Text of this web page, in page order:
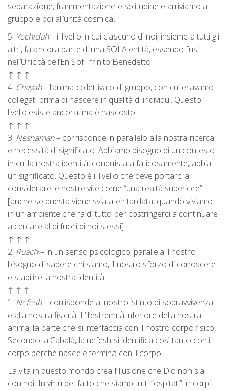
separazione, frammentazione e solitudine e arriviamo al
gruppo e poi all’unità cosmica.
5. Yechidah– il livello in cui ciascuno di noi, insieme a tutti gli
altri, fa ancora parte di una SOLA entità, essendo fusi
nell’Unicità dell’En Sof Infinito Benedetto.
↑ ↑ ↑
4. Chayah– l’anima collettiva o di gruppo, con cui eravamo
collegati prima di nascere in qualità di individui. Questo
livello esiste ancora, ma è nascosto.
↑ ↑ ↑
3. Neshamah– corrisponde in parallelo alla nostra ricerca
e necessità di significato. Abbiamo bisogno di un contesto
in cui la nostra identità, conquistata faticosamente, abbia
un significato. Questo è il livello che deve portarci a
considerare le nostre vite come “una realtà superiore”
[anche se questa viene sviata e ritardata, quando viviamo
in un ambiente che fa di tutto per costringerci a continuare
a cercare al di fuori di noi stessi].
↑ ↑ ↑
2. Ruach– in un senso psicologico, parallela il nostro
bisogno di sapere chi siamo, il nostro sforzo di conoscere
e stabilire la nostra identità.
↑ ↑ ↑
1. Nefesh– corrisponde al nostro istinto di sopravvivenza
e alla nostra fisicità. E’ l’estremità inferiore della nostra
anima, la parte che si interfaccia con il nostro corpo fisico.
Secondo la Cabalà, la nefesh si identifica così tanto con il
corpo perché nasce e termina con il corpo.
La vita in questo mondo crea l’illusione che Dio non sia
con noi. In virtù del fatto che siamo tutti “ospitati” in corpi